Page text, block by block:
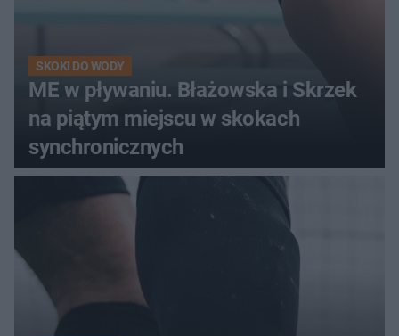
SKOKI DO WODY
ME w pływaniu. Błażowska i Skrzek
na piątym miejscu w skokach
synchronicznych